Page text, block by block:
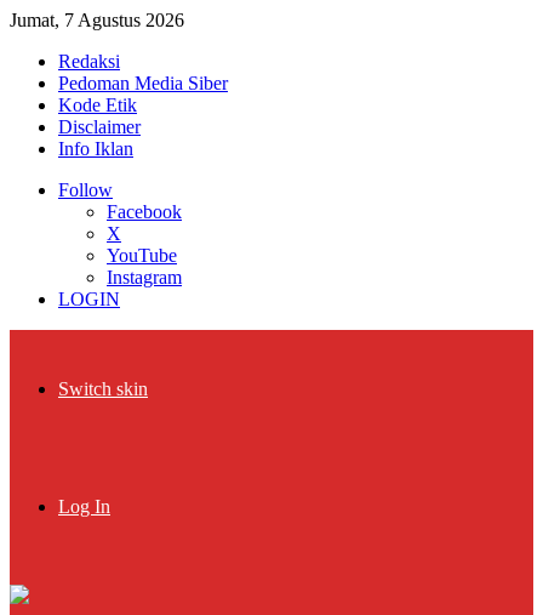
Jumat, 7 Agustus 2026
Redaksi
Pedoman Media Siber
Kode Etik
Disclaimer
Info Iklan
Follow
Facebook
X
YouTube
Instagram
LOGIN
Switch skin
Log In